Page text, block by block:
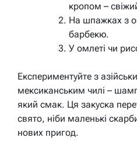
кропом –
На шпажках з
барбекю.
У омлеті чи
Експериментуйте з
мексиканським чилі –
який смак. Ця закуска
свято, ніби маленькі
нових пригод.